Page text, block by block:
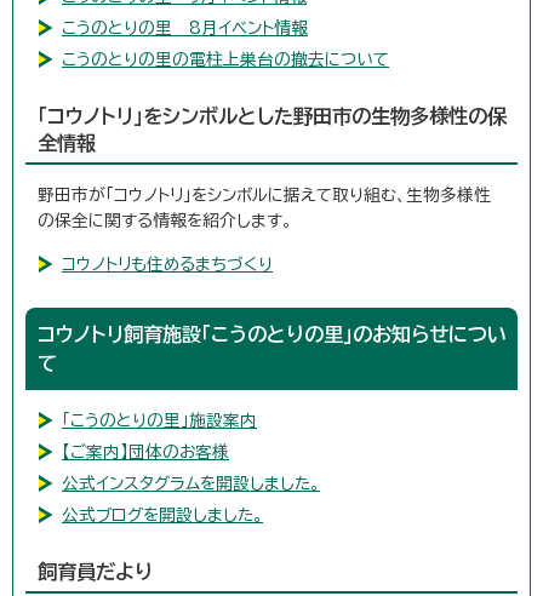
こうのとりの里 8月イベント情報
こうのとりの里の電柱上巣台の撤去について
「コウノトリ」をシンボルとした野田市の生物多様性の保
全情報
野田市が「コウノトリ」をシンボルに据えて取り組む、生物多様性
の保全に関する情報を紹介します。
コウノトリも住めるまちづくり
コウノトリ飼育施設「こうのとりの里」のお知らせについ
て
「こうのとりの里」施設案内
【ご案内】団体のお客様
公式インスタグラムを開設しました。
公式ブログを開設しました。
飼育員だより